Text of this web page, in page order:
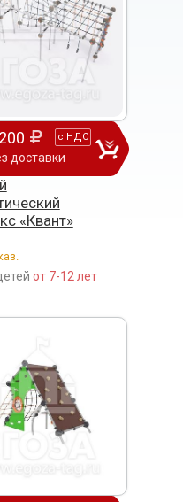
с НДС
доставки
«Квант»
от 7-12 лет